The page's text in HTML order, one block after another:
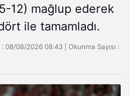
12) mağlup ederek
ile tamamladı.
08/2026 08:43 | Okunma Sayısı :